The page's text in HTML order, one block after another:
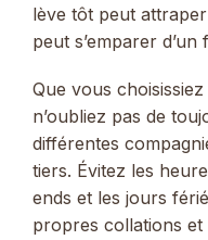
lève tôt peut
peut s’emparer d’un
Que vous
n’oubliez pas de
différentes
tiers. Évitez les
ends et les jours
propres collations